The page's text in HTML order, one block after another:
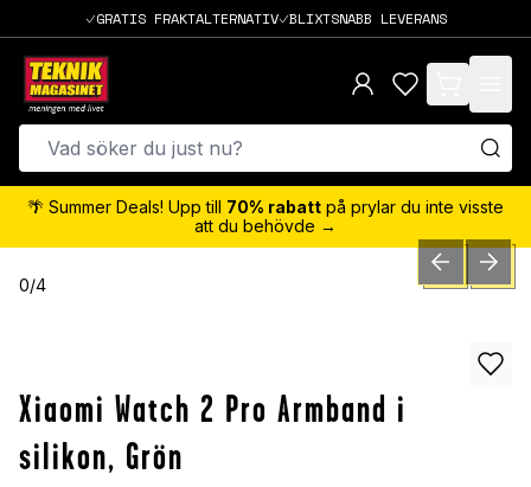
GRATIS FRAKTALTERNATIV BLIXTSNABB LEVERANS
items in cart,
🌴 Summer Deals! Upp till 70% rabatt på prylar du inte visste
att du behövde →
0/4 PREVIOUSNEXT
Xiaomi Watch 2 Pro Armband i
silikon, Grön